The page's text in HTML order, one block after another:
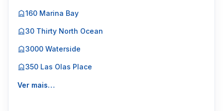
160 Marina Bay
30 Thirty North Ocean
3000 Waterside
350 Las Olas Place
Ver mais…